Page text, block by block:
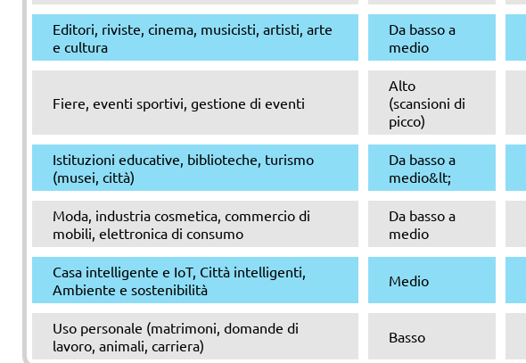
Editori, riviste, cinema, musicisti, artisti, arte
e cultura
Da basso a
medio
Fiere, eventi sportivi, gestione di eventi
Alto
(scansioni di
picco)
Istituzioni educative, biblioteche, turismo
(musei, città)
Da basso a
medio&lt;
Moda, industria cosmetica, commercio di
mobili, elettronica di consumo
Da basso a
medio
Casa intelligente e IoT, Città intelligenti,
Ambiente e sostenibilità
Medio
Uso personale (matrimoni, domande di
lavoro, animali, carriera)
Basso